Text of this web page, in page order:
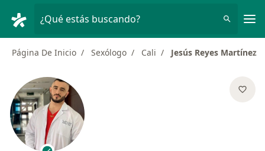
¿Qué estás buscando?
Página De Inicio Sexólogo Cali Jesús Reyes Martínez